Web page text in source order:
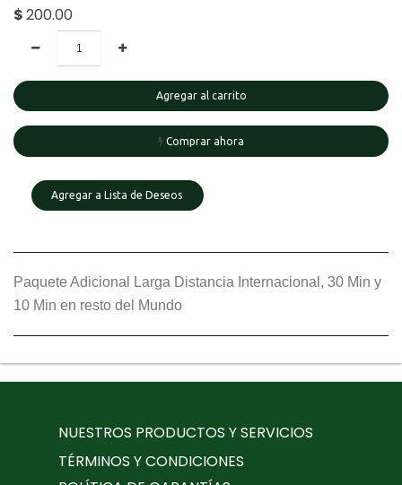
$200.00
Agregar al carrito
Comprar ahora
Agregar a Lista de Deseos
Paquete Adicional Larga Distancia Internacional, 30 Min y
10 Min en resto del Mundo
NUESTROS PRODUCTOS Y SERVICIOS
TÉRMINOS Y CONDICIONES